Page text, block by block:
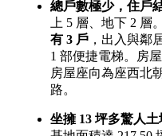
20-30 年
40 年以上